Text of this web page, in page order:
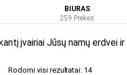
BIURAS
259 Prekes
įvairiai Jūsų namų erdvei
Rodomi visi rezultatai: 14